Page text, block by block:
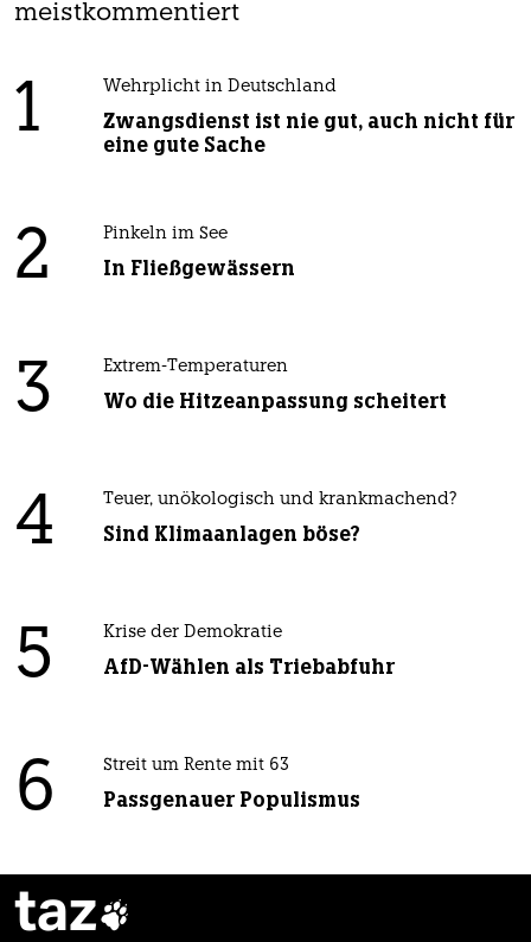
meistkommentiert
1 Wehrplicht in Deutschland
Zwangsdienst ist nie gut, auch nicht für
eine gute Sache
2 Pinkeln im See
In Fließgewässern
3 Extrem-Temperaturen
Wo die Hitzeanpassung scheitert
4 Teuer, unökologisch und krankmachend?
Sind Klimaanlagen böse?
5 Krise der Demokratie
AfD-Wählen als Triebabfuhr
6 Streit um Rente mit 63
Passgenauer Populismus
taz